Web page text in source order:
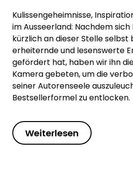
Kulissengeheimnisse,
im Ausseerland: Nachdem
kürzlich an dieser Stelle selbst
erheiternde und lesenswerte
gefördert hat, haben wir ihn
Kamera gebeten, um die
seiner Autorenseele
Bestsellerformel zu entlocken.
Weiterlesen